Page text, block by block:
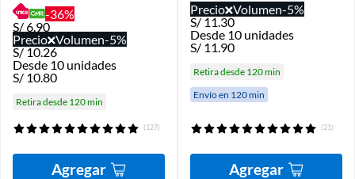
-36%
S/6.90
Precio Volumen-5%
S/10.26
Desde 10 unidades
S/ 10.80
Retira desde 120 min
(127)
Agregar
Precio Volumen-5%
S/11.30
Desde 10 unidades
S/ 11.90
Retira desde 120 min
Envío en 120 min
(21)
Agregar